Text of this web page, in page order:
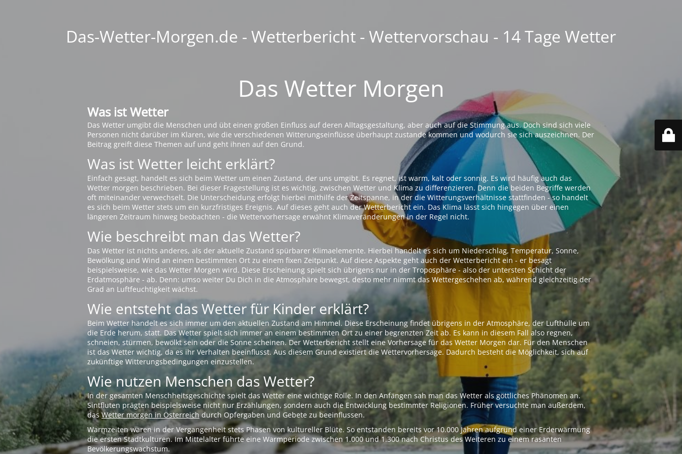
Das-Wetter-Morgen.de - Wetterbericht - Wettervorschau - 14 Tage Wetter
Das Wetter Morgen
Was ist Wetter
Das Wetter umgibt die Menschen und übt einen großen Einfluss auf deren Alltagsgestaltung, aber auch auf die Stimmung aus. Doch sind sich viele
Personen nicht darüber im Klaren, wie die verschiedenen Witterungseinflüsse überhaupt zustande kommen und wodurch sie sich auszeichnen. Der
Beitrag greift diese Themen auf und geht ihnen auf den Grund.
Was ist Wetter leicht erklärt?
Einfach gesagt, handelt es sich beim Wetter um einen Zustand, der uns umgibt. Es regnet, ist warm, kalt oder sonnig. Es wird häufig auch das
Wetter morgen beschrieben. Bei dieser Fragestellung ist es wichtig, zwischen Wetter und Klima zu differenzieren. Denn die beiden Begriffe werden
oft miteinander verwechselt. Die Unterscheidung erfolgt hierbei mithilfe der Zeitspanne, in der die Witterungsverhältnisse stattfinden - so handelt
es sich beim Wetter stets um ein kurzfristiges Ereignis. Auf dieses geht auch der Wetterbericht ein. Das Klima lässt sich hingegen über einen
längeren Zeitraum hinweg beobachten - die Wettervorhersage erwähnt Klimaveränderungen in der Regel nicht.
Wie beschreibt man das Wetter?
Das Wetter ist nichts anderes, als der aktuelle Zustand spürbarer Klimaelemente. Hierbei handelt es sich um Niederschlag, Temperatur, Sonne,
Bewölkung und Wind an einem bestimmten Ort zu einem fixen Zeitpunkt. Auf diese Aspekte geht auch der Wetterbericht ein - er besagt
beispielsweise, wie das Wetter Morgen wird. Diese Erscheinung spielt sich übrigens nur in der Troposphäre - also der untersten Schicht der
Erdatmosphäre - ab. Denn: umso weiter Du Dich in die Atmosphäre bewegst, desto mehr nimmt das Wettergeschehen ab, während gleichzeitig der
Grad an Luftfeuchtigkeit wächst.
Wie entsteht das Wetter für Kinder erklärt?
Beim Wetter handelt es sich immer um den aktuellen Zustand am Himmel. Diese Erscheinung findet übrigens in der Atmosphäre, der Lufthülle um
die Erde herum, statt. Das Wetter spielt sich immer an einem bestimmten Ort zu einer begrenzten Zeit ab. Es kann in diesem Fall also regnen,
schneien, stürmen, bewölkt sein oder die Sonne scheinen. Der Wetterbericht stellt eine Vorhersage für das Wetter Morgen dar. Für den Menschen
ist das Wetter wichtig, da es ihr Verhalten beeinflusst. Aus diesem Grund existiert die Wettervorhersage. Dadurch besteht die Möglichkeit, sich auf
zukünftige Witterungsbedingungen einzustellen.
Wie nutzen Menschen das Wetter?
In der gesamten Menschheitsgeschichte spielt das Wetter eine wichtige Rolle. In den Anfängen sah man das Wetter als göttliches Phänomen an.
Sintfluten prägten beispielsweise nicht nur Erzählungen, sondern auch die Entwicklung bestimmter Religionen. Früher versuchte man außerdem,
dasWetter morgen in Österreichdurch Opfergaben und Gebete zu beeinflussen.
Warmzeiten waren in der Vergangenheit stets Phasen von kultureller Blüte. So entstanden bereits vor 10.000 Jahren aufgrund einer Erderwärmung
die ersten Stadtkulturen. Im Mittelalter führte eine Warmperiode zwischen 1.000 und 1.300 nach Christus des Weiteren zu einem rasanten
Bevölkerungswachstum.